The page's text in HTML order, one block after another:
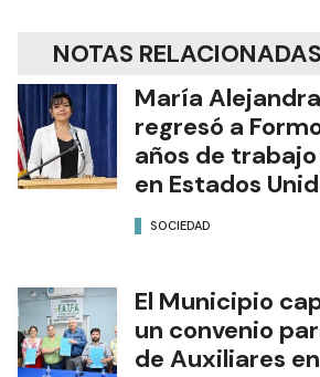
NOTAS RELACIONADAS
María
regresó a
años de
en Estados
SOCIEDAD
El Municipio
un convenio
de Auxiliares